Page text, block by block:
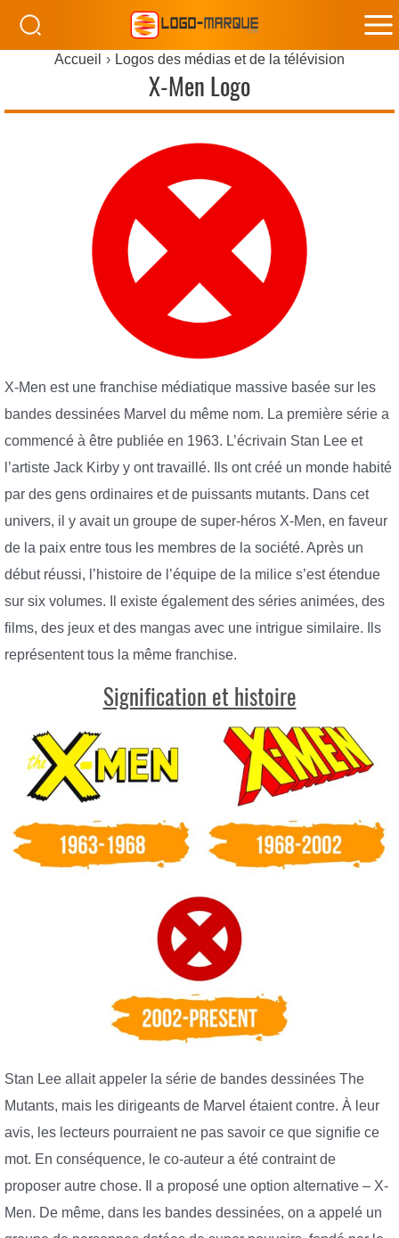
Accueil Logos des médias et de la télévision
X-Men Logo
X-Men est une franchise médiatique massive basée sur les
bandes dessinées Marvel du même nom. La première série a
commencé à être publiée en 1963. L’écrivain Stan Lee et
l’artiste Jack Kirby y ont travaillé. Ils ont créé un monde habité
par des gens ordinaires et de puissants mutants. Dans cet
univers, il y avait un groupe de super-héros X-Men, en faveur
de la paix entre tous les membres de la société. Après un
début réussi, l’histoire de l’équipe de la milice s’est étendue
sur six volumes. Il existe également des séries animées, des
films, des jeux et des mangas avec une intrigue similaire. Ils
représentent tous la même franchise.
Signification et histoire
Stan Lee allait appeler la série de bandes dessinées The
Mutants, mais les dirigeants de Marvel étaient contre. À leur
avis, les lecteurs pourraient ne pas savoir ce que signifie ce
mot. En conséquence, le co-auteur a été contraint de
proposer autre chose. Il a proposé une option alternative – X-
Men. De même, dans les bandes dessinées, on a appelé un